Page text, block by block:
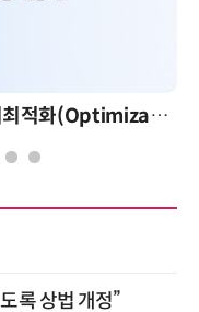
AI 시대의 의사결정을 바꾸는 수리최적화(Optimization): 실제 산업 적용 사례와 활용 전략
록 상법 개정”